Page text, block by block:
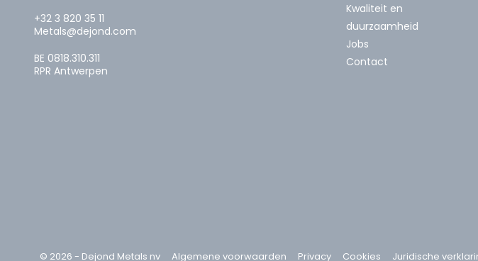
+32 3 820 35 11
Metals@dejond.com
BE 0818.310.311
RPR Antwerpen
Kwaliteit en
duurzaamheid
Jobs
Contact
© 2026 - Dejond Metals nv Algemene voorwaarden Privacy Cookies Juridische